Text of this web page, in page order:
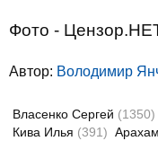
Фото -
Автор: Володимир
Власенко Сергей (1350)
Кива Илья (391)